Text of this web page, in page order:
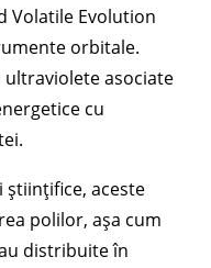
Volatile Evolution
orbitale.
asociate
cu
aceste
polilor, așa cum
distribuite în